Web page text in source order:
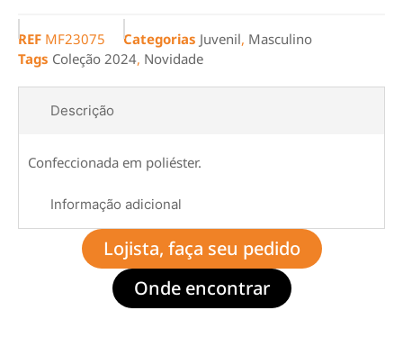
REF MF23075 Categorias Juvenil, Masculino
Tags Coleção 2024, Novidade
Descrição
Informação adicional
Confeccionada em poliéster.
Lojista, faça seu pedido
Onde encontrar